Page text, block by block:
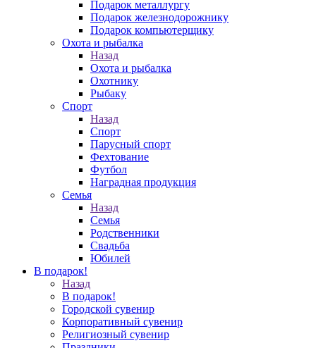
Подарок металлургу
Подарок железнодорожнику
Подарок компьютерщику
Охота и рыбалка
Назад
Охота и рыбалка
Охотнику
Рыбаку
Спорт
Назад
Спорт
Парусный спорт
Фехтование
Футбол
Наградная продукция
Семья
Назад
Семья
Родственники
Свадьба
Юбилей
В подарок!
Назад
В подарок!
Городской сувенир
Корпоративный сувенир
Религиозный сувенир